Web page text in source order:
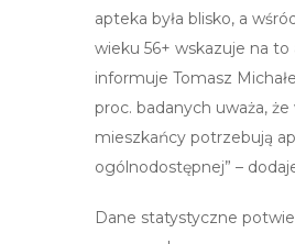
apteka była blisko, a
wieku 56+ wskazuje na to
informuje Tomasz
proc. badanych uważa,
mieszkańcy potrzebują
ogólnodostępnej” –
Dane statystyczne